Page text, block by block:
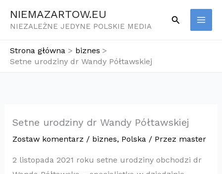
NIEMAZARTOW.EU
NIEZALEŻNE JEDYNE POLSKIE MEDIA
Szukaj
Strona główna
biznes
Setne urodziny dr Wandy Półtawskiej
Setne urodziny dr Wandy Półtawskiej
Zostaw komentarz / biznes, Polska/ Przez master
2 listopada 2021 roku setne urodziny obchodzi dr